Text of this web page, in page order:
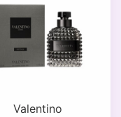
Valentino